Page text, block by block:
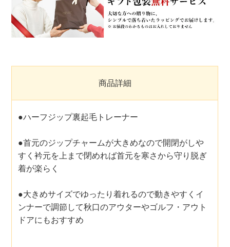
商品詳細
●ハーフジップ裏起毛トレーナー
●首元のジップチャームが大きめなので開閉がしや
すく衿元を上まで閉めれば首元を寒さから守り脱ぎ
着が楽らく
●大きめサイズでゆったり着れるので動きやすくイ
ンナーで調節して秋口のアウターやゴルフ・アウト
ドアにもおすすめ